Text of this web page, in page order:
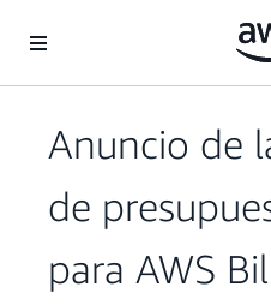
Anuncio de
de
para AWS